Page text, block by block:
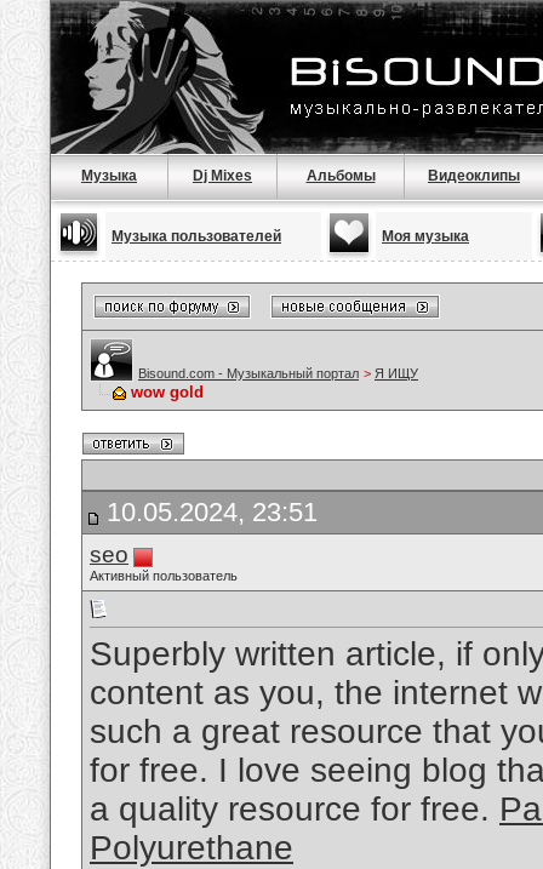
Музыка Dj Mixes Альбомы Видеоклипы
Музыка пользователей Моя музыка
Bisound.com - Музыкальный портал > Я ИЩУ
wow gold
10.05.2024, 23:51
seo
Активный пользователь
Superbly written article, if
content as you, the internet
such a great resource that
for free. I love seeing blog
a quality resource for free.
Polyurethane